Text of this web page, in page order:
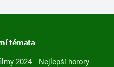
témata
2024
Nejlepší horory